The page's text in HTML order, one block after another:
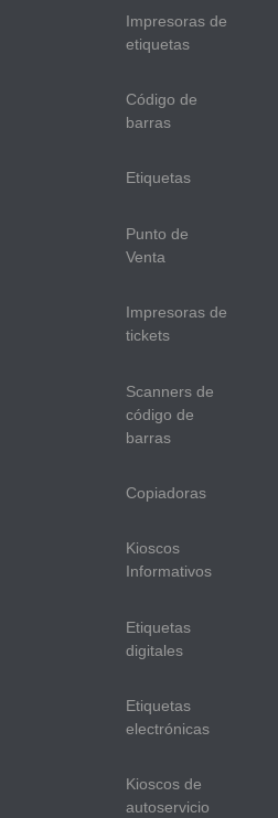
Impresoras de
etiquetas
Código de
barras
Etiquetas
Punto de
Venta
Impresoras de
tickets
Scanners de
código de
barras
Copiadoras
Kioscos
Informativos
Etiquetas
digitales
Etiquetas
electrónicas
Kioscos de
autoservicio